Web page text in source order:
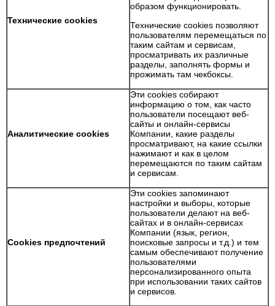
Технические cookies
образом функционировать.
Технические cookies позволяют
пользователям перемещаться по
таким сайтам и сервисам,
просматривать их различные
разделы, заполнять формы и
прожимать там чекбоксы.
Аналитические cookies
Эти cookies собирают
информацию о том, как часто
пользователи посещают веб-
сайты и онлайн-сервисы
Компании, какие разделы
просматривают, на какие ссылки
нажимают и как в целом
перемещаются по таким сайтам
и сервисам.
Cookies предпочтений
Эти cookies запоминают
настройки и выборы, которые
пользователи делают на веб-
сайтах и в онлайн-сервисах
Компании (язык, регион,
поисковые запросы и т.д.) и тем
самым обеспечивают получение
пользователями
персонализированного опыта
при использовании таких сайтов
и сервисов.